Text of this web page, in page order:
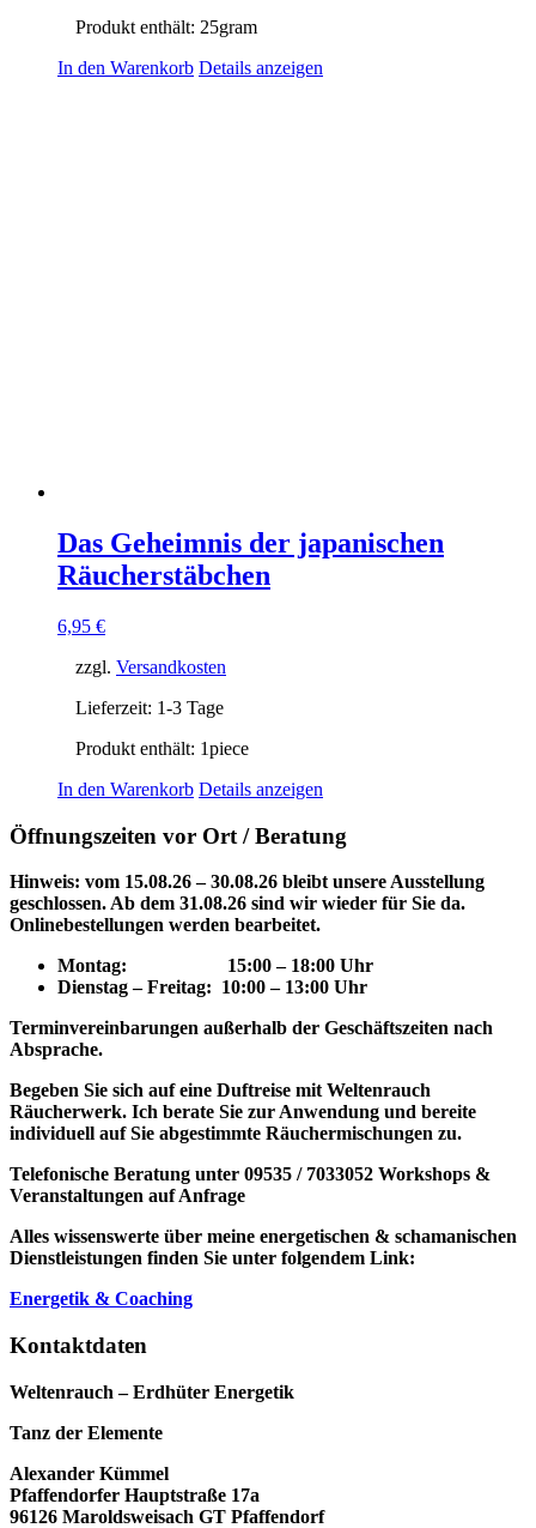
Produkt enthält: 25gram
In den Warenkorb Details anzeigen
Das Geheimnis der japanischen
Räucherstäbchen
6,95 €
zzgl. Versandkosten
Lieferzeit: 1-3 Tage
Produkt enthält: 1piece
In den Warenkorb Details anzeigen
Öffnungszeiten vor Ort / Beratung
Hinweis: vom 15.08.26 – 30.08.26 bleibt unsere Ausstellung
geschlossen. Ab dem 31.08.26 sind wir wieder für Sie da.
Onlinebestellungen werden bearbeitet.
Montag: 15:00 – 18:00 Uhr
Dienstag – Freitag: 10:00 – 13:00 Uhr
Terminvereinbarungen außerhalb der Geschäftszeiten nach
Absprache.
Begeben Sie sich auf eine Duftreise mit Weltenrauch
Räucherwerk. Ich berate Sie zur Anwendung und bereite
individuell auf Sie abgestimmte Räuchermischungen zu.
Telefonische Beratung unter 09535 / 7033052 Workshops &
Veranstaltungen auf Anfrage
Alles wissenswerte über meine energetischen & schamanischen
Dienstleistungen finden Sie unter folgendem Link:
Energetik & Coaching
Kontaktdaten
Weltenrauch – Erdhüter Energetik
Tanz der Elemente
Alexander Kümmel
Pfaffendorfer Hauptstraße 17a
96126 Maroldsweisach GT Pfaffendorf